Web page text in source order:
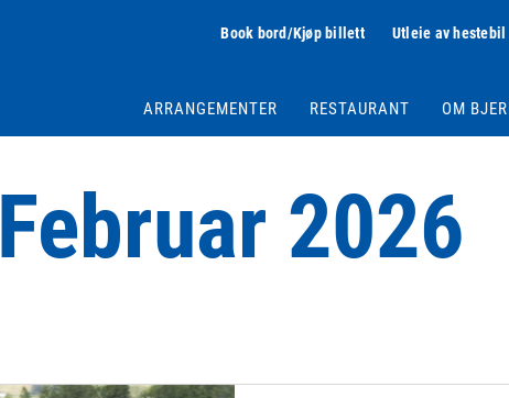
Book bord/Kjøp billett Utleie av hestebil
ARRANGEMENTER RESTAURANT OM
Februar 2026